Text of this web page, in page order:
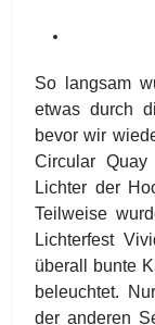
So langsam
etwas durch
bevor wir
Circular
Lichter der
Teilweise
Lichterfest
überall bunte
beleuchtet.
der anderen